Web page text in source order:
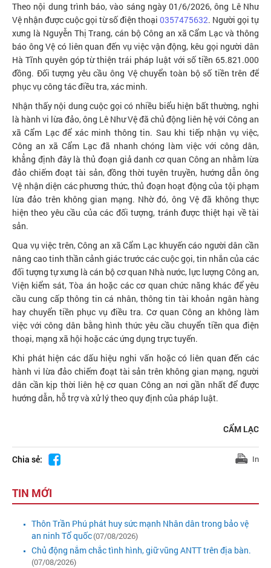
Theo nội dung trình báo, vào sáng ngày 01/6/2026, ông Lê Như
Vệ nhận được cuộc gọi từ số điện thoại 0357475632. Người gọi tự
xưng là Nguyễn Thị Trang, cán bộ Công an xã Cẩm Lạc và thông
báo ông Vệ có liên quan đến vụ việc vận động, kêu gọi người dân
Hà Tĩnh quyên góp từ thiện trái pháp luật với số tiền 65.821.000
đồng. Đối tượng yêu cầu ông Vệ chuyển toàn bộ số tiền trên để
phục vụ công tác điều tra, xác minh.
Nhận thấy nội dung cuộc gọi có nhiều biểu hiện bất thường, nghi
là hành vi lừa đảo, ông Lê Như Vệ đã chủ động liên hệ với Công an
xã Cẩm Lạc để xác minh thông tin. Sau khi tiếp nhận vụ việc,
Công an xã Cẩm Lạc đã nhanh chóng làm việc với công dân,
khẳng định đây là thủ đoạn giả danh cơ quan Công an nhằm lừa
đảo chiếm đoạt tài sản, đồng thời tuyên truyền, hướng dẫn ông
Vệ nhận diện các phương thức, thủ đoạn hoạt động của tội phạm
lừa đảo trên không gian mạng. Nhờ đó, ông Vệ đã không thực
hiện theo yêu cầu của các đối tượng, tránh được thiệt hại về tài
sản.
Qua vụ việc trên, Công an xã Cẩm Lạc khuyến cáo người dân cần
nâng cao tinh thần cảnh giác trước các cuộc gọi, tin nhắn của các
đối tượng tự xưng là cán bộ cơ quan Nhà nước, lực lượng Công an,
Viện kiểm sát, Tòa án hoặc các cơ quan chức năng khác để yêu
cầu cung cấp thông tin cá nhân, thông tin tài khoản ngân hàng
hay chuyển tiền phục vụ điều tra. Cơ quan Công an không làm
việc với công dân bằng hình thức yêu cầu chuyển tiền qua điện
thoại, mạng xã hội hoặc các ứng dụng trực tuyến.
Khi phát hiện các dấu hiệu nghi vấn hoặc có liên quan đến các
hành vi lừa đảo chiếm đoạt tài sản trên không gian mạng, người
dân cần kịp thời liên hệ cơ quan Công an nơi gần nhất để được
hướng dẫn, hỗ trợ và xử lý theo quy định của pháp luật.
CẨM LẠC
Chia sẻ: In
TIN MỚI
Thôn Trần Phú phát huy sức mạnh Nhân dân trong bảo vệ
an ninh Tổ quốc(07/08/2026)
Chủ động nắm chắc tình hình, giữ vũng ANTT trên địa bàn.
(07/08/2026)